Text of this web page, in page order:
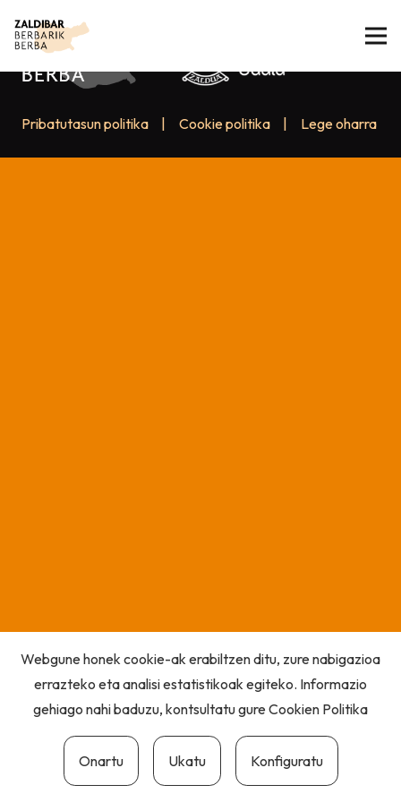
Pribatutasun politika Cookie politika Lege oharra
Webgune honek cookie-ak erabiltzen ditu, zure nabigazioa
errazteko eta analisi estatistikoak egiteko. Informazio
gehiago nahi baduzu, kontsultatu gureCookien Politika
Onartu Ukatu Konfiguratu